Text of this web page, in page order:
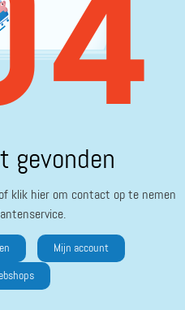
gevonden
klik hier om contact op te nemen
Mijn account